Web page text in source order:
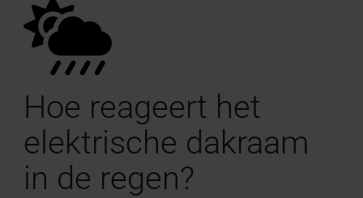
Hoe reageert het
elektrische dakraam
in de regen?